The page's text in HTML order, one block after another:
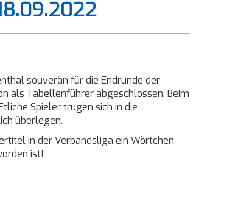
souverän für die Endrunde der
als Tabellenführer abgeschlossen. Beim
Spieler trugen sich in die
überlegen.
in der Verbandsliga ein Wörtchen
ist!